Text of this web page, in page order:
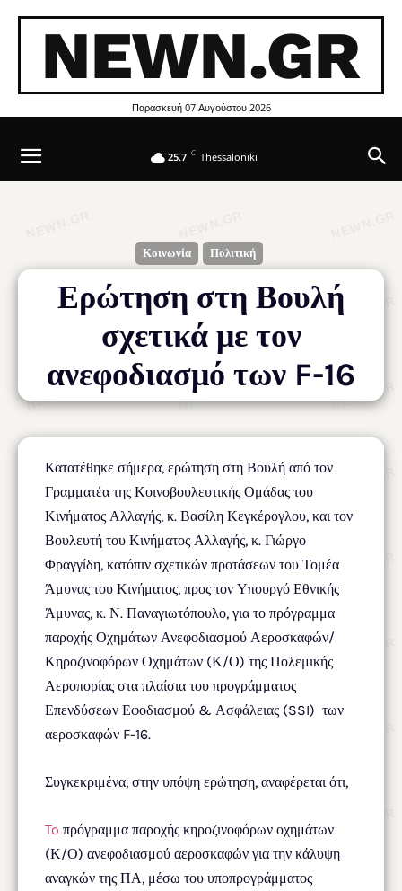
NEWN.GR
Παρασκευή 07 Αυγούστου 2026
25.7 C Thessaloniki
Κοινωνία Πολιτική
Ερώτηση στη Βουλή
σχετικά με τον
ανεφοδιασμό των F-16
Κατατέθηκε σήμερα, ερώτηση στη Βουλή από τον
Γραμματέα της Κοινοβουλευτικής Ομάδας του
Κινήματος Αλλαγής, κ. Βασίλη Κεγκέρογλου, και τον
Βουλευτή του Κινήματος Αλλαγής, κ. Γιώργο
Φραγγίδη, κατόπιν σχετικών προτάσεων του Τομέα
Άμυνας του Κινήματος, προς τον Υπουργό Εθνικής
Άμυνας, κ. Ν. Παναγιωτόπουλο, για το πρόγραμμα
παροχής Οχημάτων Ανεφοδιασμού Αεροσκαφών/
Κηροζινοφόρων Οχημάτων (Κ/Ο) της Πολεμικής
Αεροπορίας στα πλαίσια του προγράμματος
Επενδύσεων Εφοδιασμού & Ασφάλειας (SSI) των
αεροσκαφών F-16.
Συγκεκριμένα, στην υπόψη ερώτηση, αναφέρεται ότι,
To πρόγραμμα παροχής κηροζινοφόρων οχημάτων
(Κ/Ο) ανεφοδιασμού αεροσκαφών για την κάλυψη
αναγκών της ΠΑ, μέσω του υποπρογράμματος